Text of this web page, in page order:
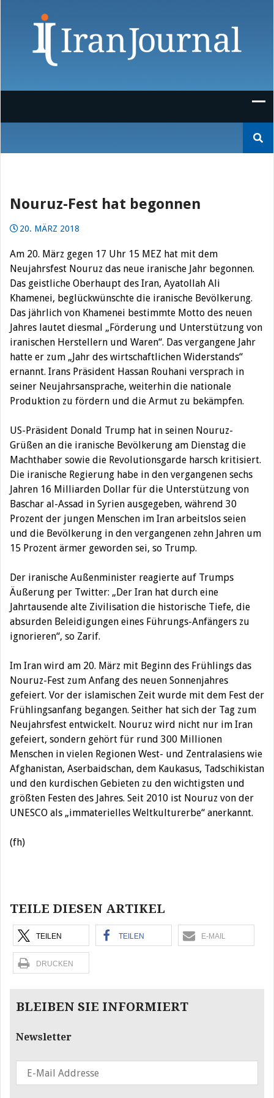
nach:
Nouruz-Fest hat begonnen
20. MÄRZ 2018
Am 20. März gegen 17 Uhr 15 MEZ hat mit dem
Neujahrsfest Nouruz das neue iranische Jahr begonnen.
Das geistliche Oberhaupt des Iran, Ayatollah Ali
Khamenei, beglückwünschte die iranische Bevölkerung.
Das jährlich von Khamenei bestimmte Motto des neuen
Jahres lautet diesmal „Förderung und Unterstützung von
iranischen Herstellern und Waren“. Das vergangene Jahr
hatte er zum „Jahr des wirtschaftlichen Widerstands“
ernannt. Irans Präsident Hassan Rouhani versprach in
seiner Neujahrsansprache, weiterhin die nationale
Produktion zu fördern und die Armut zu bekämpfen.
US-Präsident Donald Trump hat in seinen Nouruz-
Grüßen an die iranische Bevölkerung am Dienstag die
Machthaber sowie die Revolutionsgarde harsch kritisiert.
Die iranische Regierung habe in den vergangenen sechs
Jahren 16 Milliarden Dollar für die Unterstützung von
Baschar al-Assad in Syrien ausgegeben, während 30
Prozent der jungen Menschen im Iran arbeitslos seien
und die Bevölkerung in den vergangenen zehn Jahren um
15 Prozent ärmer geworden sei, so Trump.
Der iranische Außenminister reagierte auf Trumps
Äußerung per Twitter: „Der Iran hat durch eine
Jahrtausende alte Zivilisation die historische Tiefe, die
absurden Beleidigungen eines Führungs-Anfängers zu
ignorieren“, so Zarif.
Im Iran wird am 20. März mit Beginn des Frühlings das
Nouruz-Fest zum Anfang des neuen Sonnenjahres
gefeiert. Vor der islamischen Zeit wurde mit dem Fest der
Frühlingsanfang begangen. Seither hat sich der Tag zum
Neujahrsfest entwickelt. Nouruz wird nicht nur im Iran
gefeiert, sondern gehört für rund 300 Millionen
Menschen in vielen Regionen West- und Zentralasiens wie
Afghanistan, Aserbaidschan, dem Kaukasus, Tadschikistan
und den kurdischen Gebieten zu den wichtigsten und
größten Festen des Jahres. Seit 2010 ist Nouruz von der
UNESCO als „immaterielles Weltkulturerbe“ anerkannt.
(fh)
TEILE DIESEN ARTIKEL
TEILEN TEILEN E-MAIL
DRUCKEN
BLEIBEN SIE INFORMIERT
Newsletter